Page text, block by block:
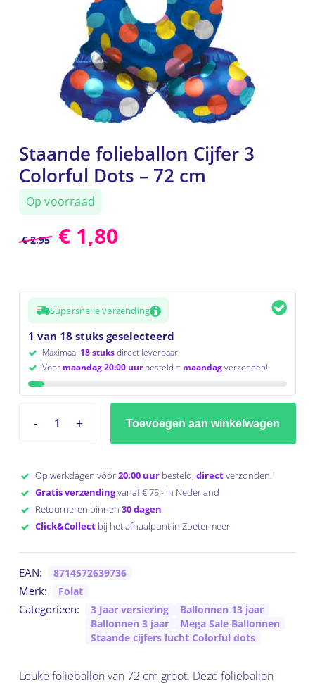
Staande folieballon Cijfer 3
Colorful Dots – 72 cm
Op voorraad
€2,95 € 1,80
Supersnelle verzending
1 van 18 stuks geselecteerd
Maximaal 18 stuksdirect leverbaar
Voor maandag 20:00 uurbesteld = maandagverzonden!
Toevoegen aan winkelwagen
Op werkdagen vóór20:00 uurbesteld, directverzonden!
Gratis verzendingvanaf € 75,- in Nederland
Retourneren binnen 30 dagen
Click&Collectbij het afhaalpunt in Zoetermeer
EAN: 8714572639736
Merk: Folat
Categorieen: 3 Jaar versiering
Ballonnen 13 jaar
Ballonnen 3 jaar
Mega Sale Ballonnen
Staande cijfers lucht Colorful dots
Leuke folieballon van 72 cm groot. Deze folieballon